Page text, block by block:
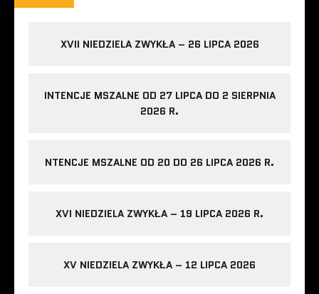
XVII NIEDZIELA ZWYKŁA – 26 LIPCA 2026
INTENCJE MSZALNE OD 27 LIPCA DO 2 SIERPNIA
2026 R.
NTENCJE MSZALNE OD 20 DO 26 LIPCA 2026 R.
XVI NIEDZIELA ZWYKŁA – 19 LIPCA 2026 R.
XV NIEDZIELA ZWYKŁA – 12 LIPCA 2026